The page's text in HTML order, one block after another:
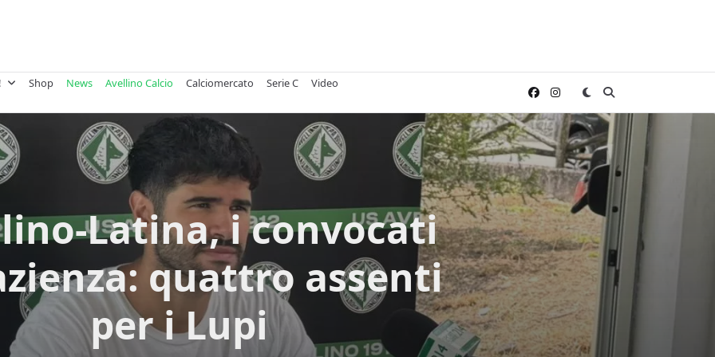
Shop News Avellino Calcio Calciomercato Serie C
Video
Latina, i convocati
quattro assenti
per i Lupi